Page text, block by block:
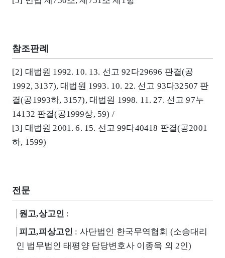
참조판례
[2] 대법원 1992. 10. 13. 선고 92다29696 판결(공
1992, 3137), 대법원 1993. 10. 22. 선고 93다32507 판
결(공1993하, 3157), 대법원 1998. 11. 27. 선고 97누
14132 판결(공1999상, 59) /
[3] 대법원 2001. 6. 15. 선고 99다40418 판결(공2001
하, 1599)
전문
원고,상고인 :
피고,피상고인 : 사단법인 한국무역협회 (소송대리
인 법무법인 태평양 담당변호사 이종욱 외 2인)